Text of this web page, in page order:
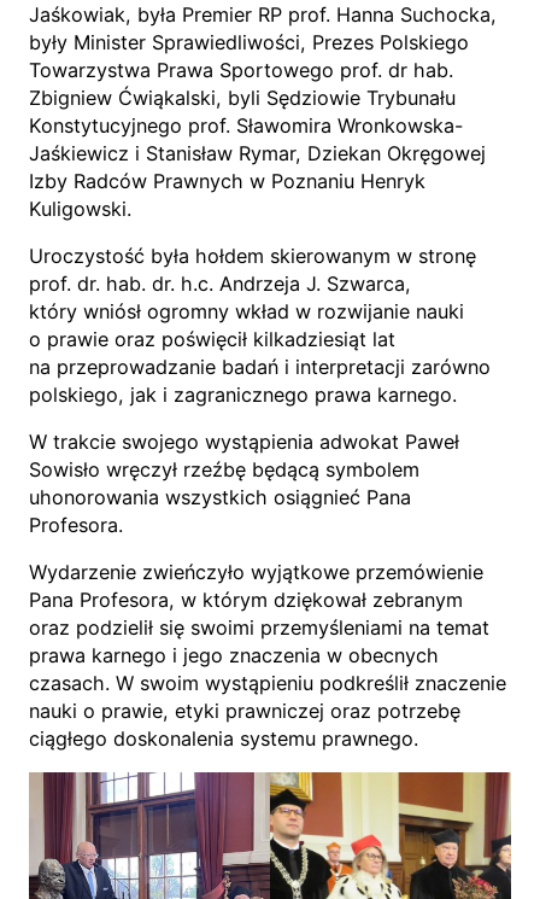
Jaśkowiak, była Premier RP prof. Hanna Suchocka,
były Minister Sprawiedliwości, Prezes Polskiego
Towarzystwa Prawa Sportowego prof. dr hab.
Zbigniew Ćwiąkalski, byli Sędziowie Trybunału
Konstytucyjnego prof. Sławomira Wronkowska-
Jaśkiewicz i Stanisław Rymar, Dziekan Okręgowej
Izby Radców Prawnych w Poznaniu Henryk
Kuligowski.
Uroczystość była hołdem skierowanym w stronę
prof. dr. hab. dr. h.c. Andrzeja J. Szwarca,
który wniósł ogromny wkład w rozwijanie nauki
o prawie oraz poświęcił kilkadziesiąt lat
na przeprowadzanie badań i interpretacji zarówno
polskiego, jak i zagranicznego prawa karnego.
W trakcie swojego wystąpienia adwokat Paweł
Sowisło wręczył rzeźbę będącą symbolem
uhonorowania wszystkich osiągnieć Pana
Profesora.
Wydarzenie zwieńczyło wyjątkowe przemówienie
Pana Profesora, w którym dziękował zebranym
oraz podzielił się swoimi przemyśleniami na temat
prawa karnego i jego znaczenia w obecnych
czasach. W swoim wystąpieniu podkreślił znaczenie
nauki o prawie, etyki prawniczej oraz potrzebę
ciągłego doskonalenia systemu prawnego.